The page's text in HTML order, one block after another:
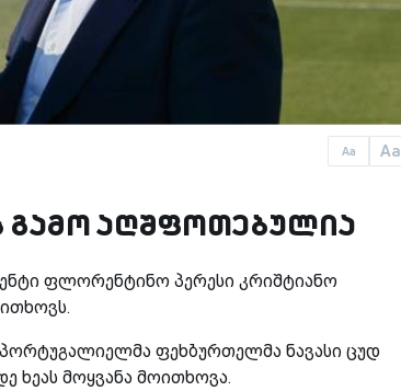
Aa Aa
გამო აღშფოთებულია
ფლორენტინო პერესი კრიშტიანო
პორტუგალიელმა ფეხბურთელმა ნავასი ცუდ
ხეას მოყვანა მოითხოვა.